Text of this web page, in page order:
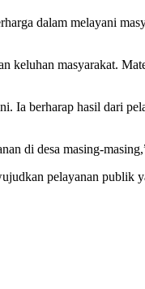
dalam melayani
keluhan masyarakat.
Ia berharap hasil dari
di desa masing-
pelayanan publik